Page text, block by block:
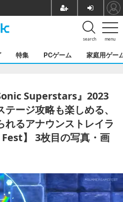
menu
search
特集 PCゲーム 家庭用ゲー
Superstars』2023
ージ攻略も楽しめる、
れるアナウンストレイラ
】 3枚目の写真・画